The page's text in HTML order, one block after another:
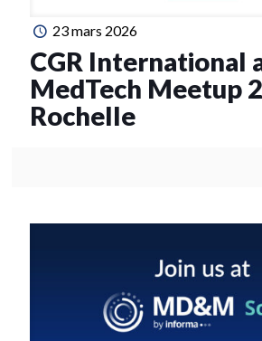
23 mars 2026
CGR International
MedTech Meetup
Rochelle